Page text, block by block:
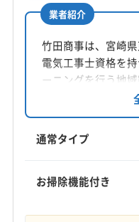
所在地
宮崎県宮崎市
対応地域
えびの市
児湯郡高鍋町
児湯郡
児湯郡川南町
平日8:00〜18:00
業者紹介
竹田商事は、宮崎
電気工事士資格を
ーニングを行う地
作業と迅速な対応
で幅広く対応。複
しており、安心して
通常タイプ
お掃除機能付き